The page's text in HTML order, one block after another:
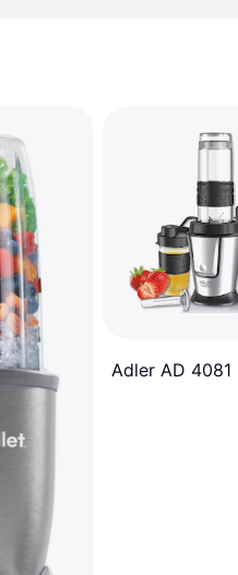
Adler AD 4081